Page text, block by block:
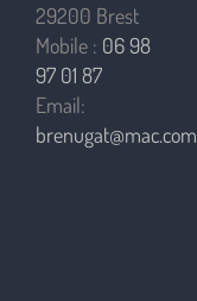
29200 Brest
Mobile : 06 98
97 01 87
Email:
brenugat@mac.com